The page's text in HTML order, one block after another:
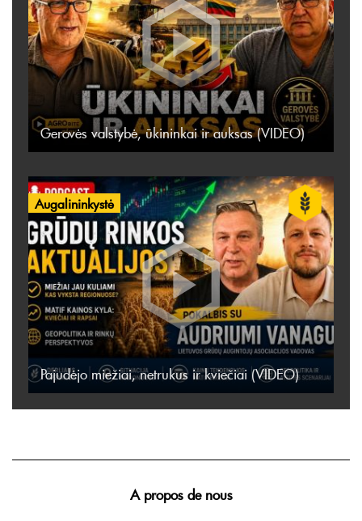
Gerovės valstybė, ūkininkai ir auksas (VIDEO)
Augalininkystė
Pajudėjo miežiai, netrukus ir kviečiai (VIDEO)
A propos de nous